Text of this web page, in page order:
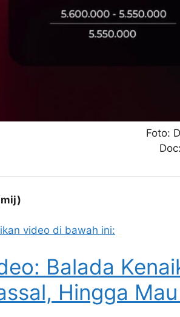
Foto:
video di bawah ini:
Balada
Hingga